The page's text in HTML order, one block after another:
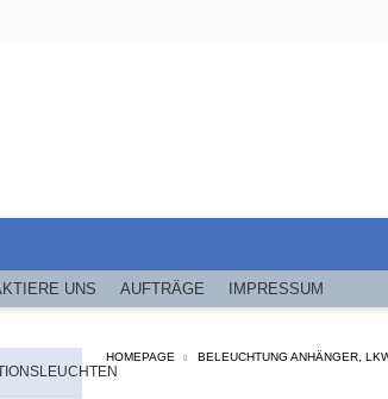
UNS AUFTRÄGE IMPRESSUM
HOMEPAGE BELEUCHTUNG ANHÄNGER,